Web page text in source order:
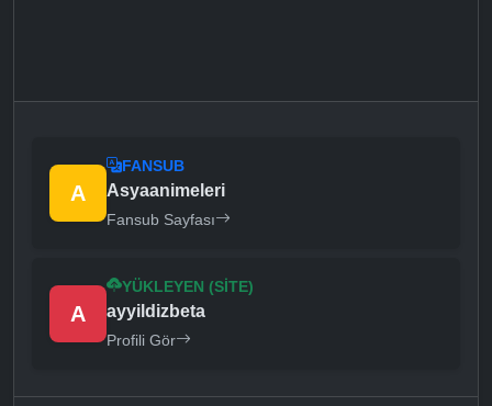
A
FANSUB
Asyaanimeleri
Fansub Sayfası
A
YÜKLEYEN (SITE)
ayyildizbeta
Profili Gör